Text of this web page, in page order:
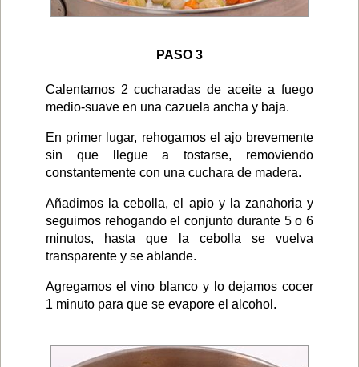
PASO 3
Calentamos 2 cucharadas de aceite a fuego
medio-suave en una cazuela ancha y baja.
En primer lugar, rehogamos el ajo brevemente
sin que llegue a tostarse, removiendo
constantemente con una cuchara de madera.
Añadimos la cebolla, el apio y la zanahoria y
seguimos rehogando el conjunto durante 5 o 6
minutos, hasta que la cebolla se vuelva
transparente y se ablande.
Agregamos el vino blanco y lo dejamos cocer
1 minuto para que se evapore el alcohol.